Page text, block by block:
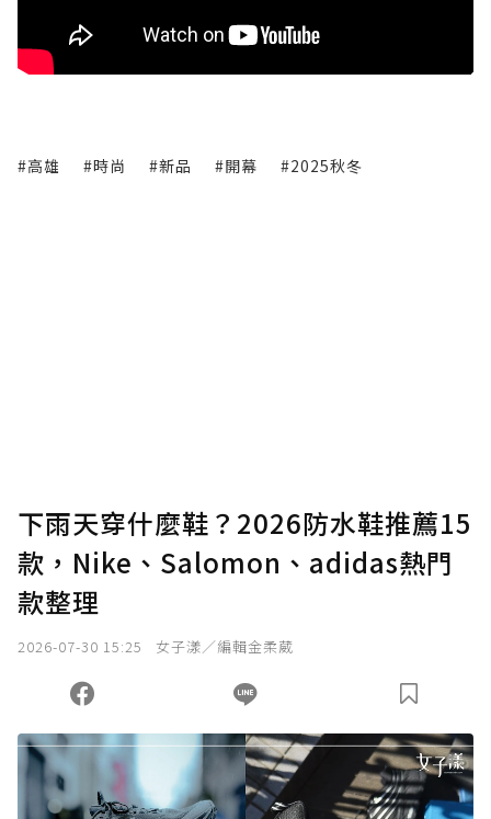
#高雄 #時尚 #新品 #開幕 #2025秋冬
下雨天穿什麼鞋？2026防水鞋推薦15
款，Nike、Salomon、adidas熱門
款整理
2026-07-30 15:25 女子漾／編輯金柔葳